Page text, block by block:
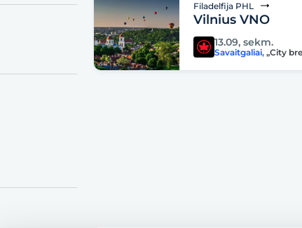
Filadelfija PHL
Vilnius VNO
13.09, sekm.
Savaitgaliai, „City